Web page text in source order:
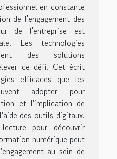
en constante
de l'engagement des
de l'entreprise est
Les technologies
des solutions
ce défi. Cet écrit
efficaces que les
adopter pour
et l'implication de
des outils digitaux.
pour découvrir
numérique peut
au sein de